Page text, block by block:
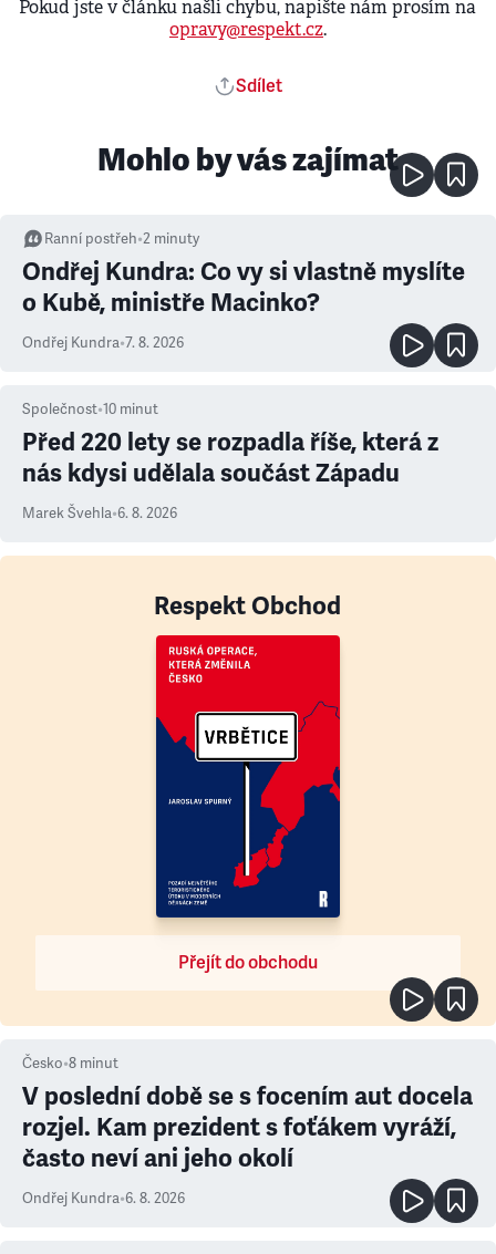
Pokud jste v článku našli chybu, napište nám prosím na
opravy@respekt.cz.
Sdílet
Mohlo by vás zajímat
Ranní postřeh•2 minuty
Ondřej Kundra: Co vy si vlastně myslíte
o Kubě, ministře Macinko?
Ondřej Kundra•7. 8. 2026
Společnost•10 minut
Před 220 lety se rozpadla říše, která z
nás kdysi udělala součást Západu
Marek Švehla•6. 8. 2026
Respekt Obchod
Přejít do obchodu
Česko•8 minut
V poslední době se s focením aut docela
rozjel. Kam prezident s foťákem vyráží,
často neví ani jeho okolí
Ondřej Kundra•6. 8. 2026